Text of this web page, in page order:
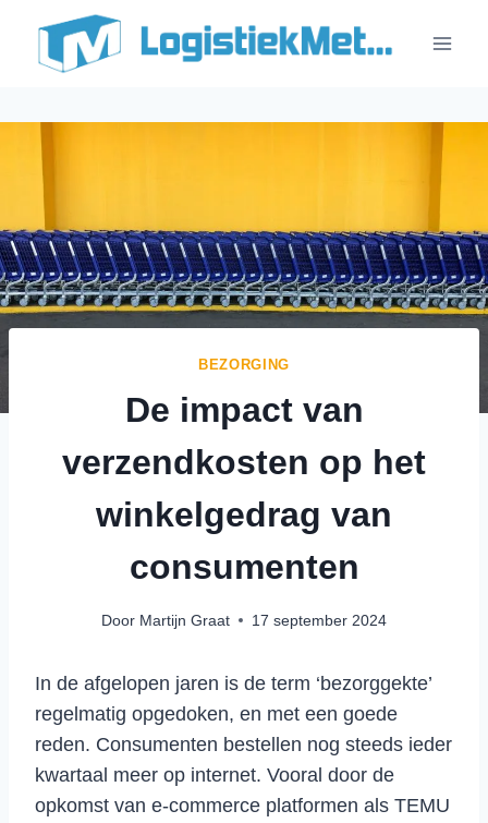
Doorgaan
inhoud
BEZORGING
De impact van
verzendkosten op het
winkelgedrag van
consumenten
Door Martijn Graat 17 september 2024
In de afgelopen jaren is de term ‘bezorggekte’
regelmatig opgedoken, en met een goede
reden. Consumenten bestellen nog steeds ieder
kwartaal meer op internet. Vooral door de
opkomst van e-commerce platformen als TEMU